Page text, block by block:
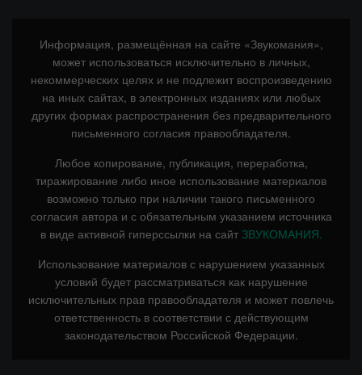
Информация, размещённая на сайте «Звукомания»,
может использоваться исключительно в личных,
некоммерческих целях и не подлежит воспроизведению
на иных сайтах, в электронных изданиях или любых
других формах распространения без предварительного
письменного согласия правообладателя.
Любое копирование, публикация, переработка,
тиражирование либо иное использование материалов
возможно только при наличии такого письменного
согласия автора и с обязательным указанием источника
в виде активной гиперссылки на сайт ЗВУКОМАНИЯ.
Использование материалов с нарушением указанных
условий будет рассматриваться как нарушение
исключительных прав правообладателя и может повлечь
ответственность в соответствии с действующим
законодательством Российской Федерации.